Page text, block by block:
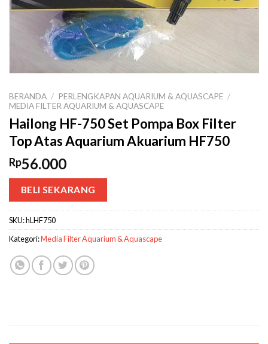
BERANDA / PERLENGKAPAN AQUARIUM & AQUASCAPE /
MEDIA FILTER AQUARIUM & AQUASCAPE
Hailong HF-750 Set Pompa Box Filter
Top Atas Aquarium Akuarium HF750
Rp56.000
BELI SEKARANG
SKU:hLHF750
Kategori:Media Filter Aquarium & Aquascape